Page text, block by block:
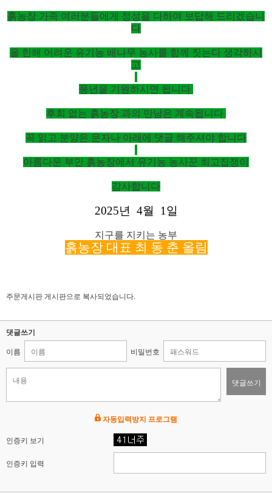
흙농장 가족 여러분들에게 정성을 다하여 보답해 드리겠습니
다
올 한해 어려운 유기농 배나무 농사를 함께 짓는다 생각하시
고
풍년을 기원하시면 됩니다
후회 없는 흙농장 과의 만남은 계속됩니다
꼭 읽고 분양은 문자나 아래에 댓글 해주셔야 합니다
아름다운 부안 흙농장에서 유기농 농사꾼 최고집쟁이
감사합니다
2025년 4월 1 일
지구를 지키는 농부
흙농장 대표 최 동 춘 올림
주문게시판 게시판으로 복사되었습니다.
댓글쓰기
이름 비밀번호
댓글쓰기
자동입력방지 프로그램
인증키 보기
인증키 입력